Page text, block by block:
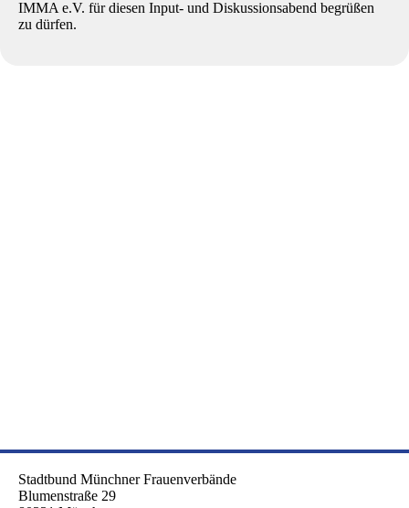
IMMA e.V. für diesen Input- und Diskussionsabend begrüßen
zu dürfen.
Stadtbund Münchner Frauenverbände
Blumenstraße 29